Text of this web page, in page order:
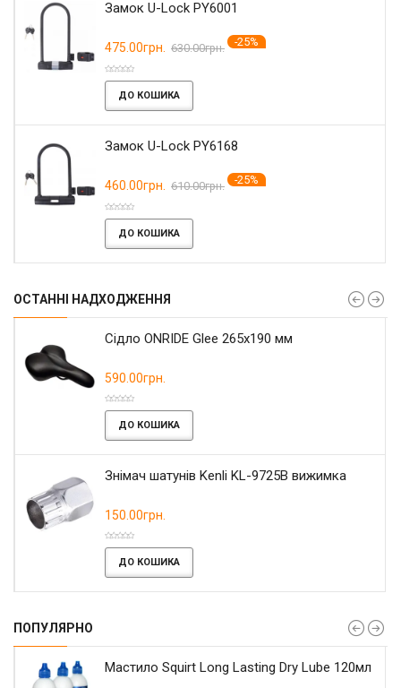
Замок U-Lock PY6001
475.00грн. 630.00грн. -25%
ДО КОШИКА
Замок U-Lock PY6168
460.00грн. 610.00грн. -25%
ДО КОШИКА
ОСТАННІ НАДХОДЖЕННЯ
Сідло ONRIDE Glee 265x190 мм
590.00грн.
ДО КОШИКА
Знімач шатунів Kenli KL-9725B вижимка
150.00грн.
ДО КОШИКА
ПОПУЛЯРНО
Мастило Squirt Long Lasting Dry Lube 120мл